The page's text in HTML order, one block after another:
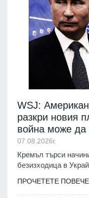
WSJ:
разкри новия
война може да
07.08.2026г.
Кремъл търси
безизходица в
ПРОЧЕТЕТЕ ПОВЕЧЕ